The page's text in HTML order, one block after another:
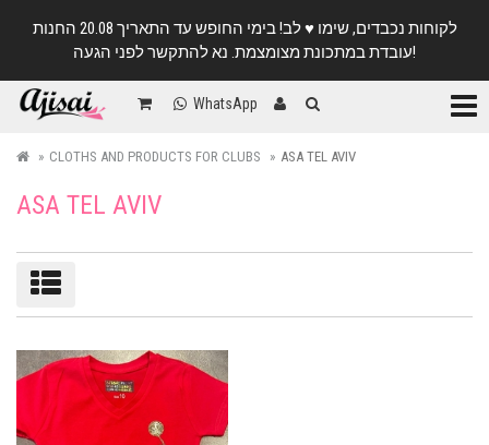
לקוחות נכבדים, שימו ♥️ לב! בימי החופש עד התאריך 20.08 החנות
עובדת במתכונת מצומצמת. נא להתקשר לפני הגעה!
WhatsApp
CLOTHS AND PRODUCTS FOR CLUBS ASA TEL AVIV
ASA TEL AVIV
Sort/filter